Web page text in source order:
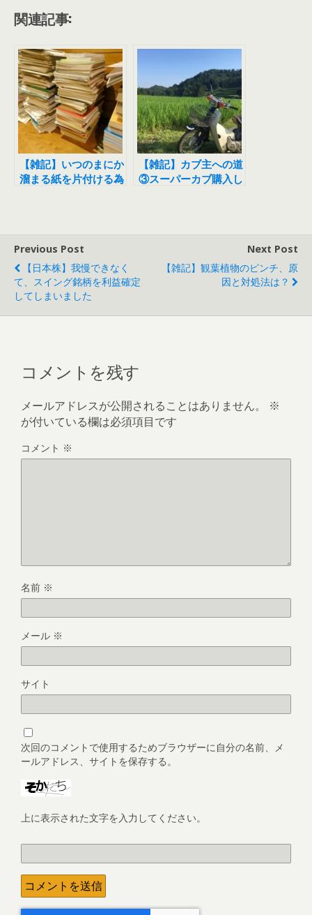
関連記事:
【雑記】いつのまにか
溜まる紙を片付ける為
【雑記】カブ主への道
③スーパーカブ購入し
Previous Post
【日本株】我慢できなく
て、スイング銘柄を利益確定
してしまいました
Next Post
【雑記】観葉植物のピンチ、原
因と対処法は？
コメントを残す
メールアドレスが公開されることはありません。
※
が付いている欄は必須項目です
コメント ※
名前 ※
メール ※
サイト
次回のコメントで使用するためブラウザーに自分の名前、メ
ールアドレス、サイトを保存する。
上に表示された文字を入力してください。